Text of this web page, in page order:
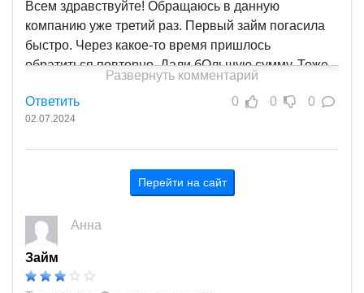
Всем здравствуйте! Обращаюсь в данную
компанию уже третий раз. Первый займ погасила
быстро. Через какое-то время пришлось
обратиться повторно. Дали бОльшую сумму. Тоже
закрыла без нарушений. Понятно, что %%
достаточно высокий, и люди обращаются в
крайней ситуации, но что поделать...Жизнь сейчас
"ноша". Но если вдруг кому-то понадобится какая-
ЧИТАЙТЕ внимательно условия! Желаю всем
финансового благополучия! )))
Развернуть комментарий
Ответить
0 0 0
02.07.2024
Перейти на сайт
Анна
Займ